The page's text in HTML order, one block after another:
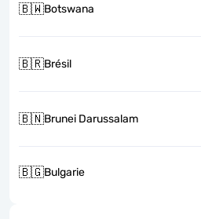
🇧🇼Botswana
🇧🇷Brésil
🇧🇳Brunei Darussalam
🇧🇬Bulgarie